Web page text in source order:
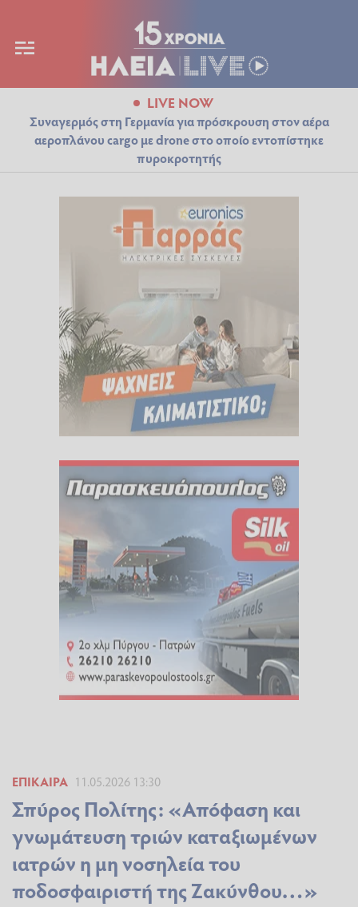
LIVE NOW
Συναγερμός στη Γερμανία για πρόσκρουση στον αέρα
αεροπλάνου cargo με drone στο οποίο εντοπίστηκε
πυροκροτητής
ΕΠΊΚΑΙΡΑ 11.05.2026 13:30
Σπύρος Πολίτης: «Απόφαση και
γνωμάτευση τριών καταξιωμένων
ιατρών η μη νοσηλεία του
ποδοσφαιριστή της Ζακύνθου…»